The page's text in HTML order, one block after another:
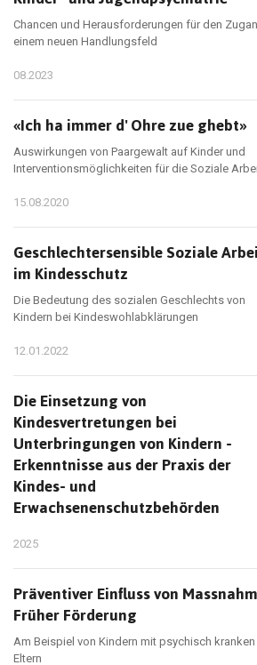
Chancen und Herausforderungen für den
einem neuen Handlungsfeld
08.2023
«Ich ha immer d' Ohre zue ghebt»
Auswirkungen von Paargewalt auf Kinder und
Interventionsmöglichkeiten für die Soziale
15.08.2020
Geschlechtersensible Soziale
im Kindesschutz
Die Bedeutung des sozialen Geschlechts von
Kindern bei Kindeswohlabklärungen
12.01.2022
Die Einsetzung von
Kindesvertretungen bei
Unterbringungen von Kindern -
Erkenntnisse aus der Praxis der
Kindes- und
Erwachsenenschutzbehörden
2025
Präventiver Einfluss von
Früher Förderung
Am Beispiel von Kindern mit psychisch kranken
Eltern